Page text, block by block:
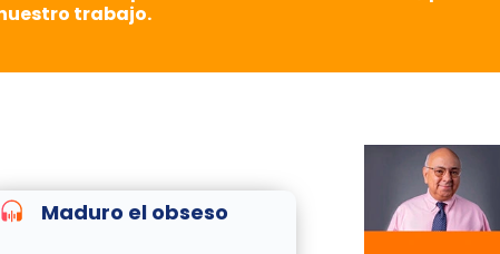
trabajo.
Maduro el obseso